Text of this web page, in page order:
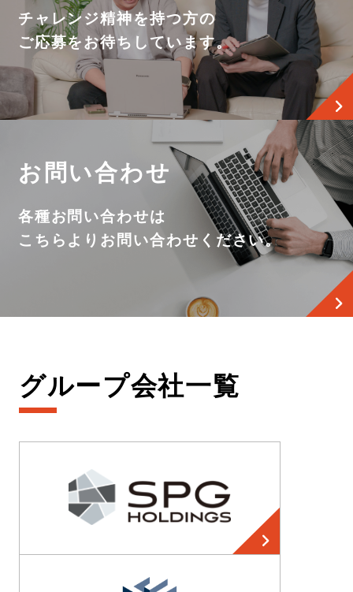
チャレンジ精神を持つ方の
ご応募をお待ちしています。
お問い合わせ
各種お問い合わせは
こちらよりお問い合わせください。
グループ会社一覧